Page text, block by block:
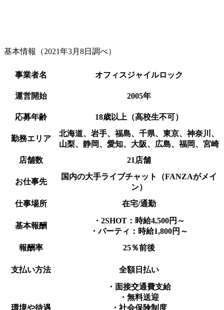
基本情報（2021年3月8日調べ）
事業者名 オフィスジャイルロック
運営開始 2005年
応募年齢 18歳以上（高校生不可）
勤務エリア
北海道、岩手、福島、千県、東京、神奈川、
山梨、静岡、愛知、大阪、広島、福岡、宮崎
店舗数
21店舗
お仕事先
国内の大手ライブチャット（FANZAがメイ
ン）
仕事場所
在宅/通勤
基本報酬
・2SHOT：時給4,500円～
・パーティ：時給1,800円～
報酬率
25％前後
支払い方法 全額日払い
環境や待遇
・面接交通費支給
・無料送迎
・社会保険制度